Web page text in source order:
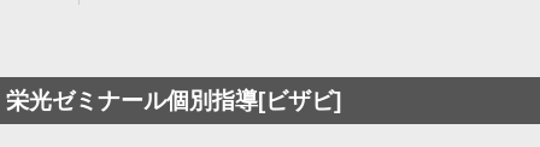
栄光ゼミナール個別指導[ビザビ]